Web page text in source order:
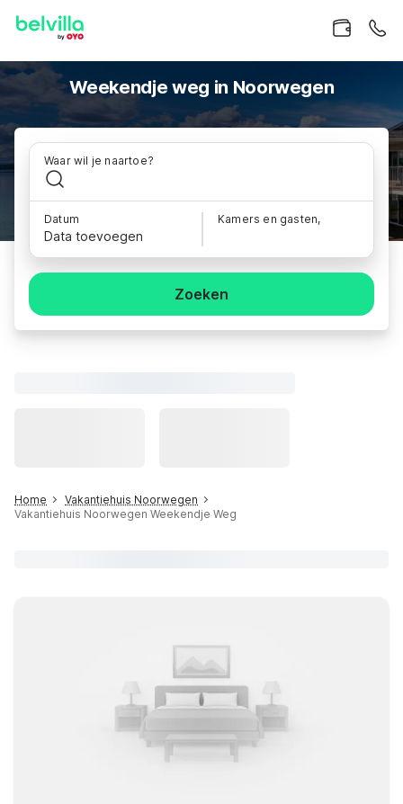
Weekendje weg in Noorwegen
Waar wil je naartoe?
Datum
Data toevoegen
Kamers en gasten,
Zoeken
Home
Vakantiehuis Noorwegen
Vakantiehuis Noorwegen Weekendje Weg